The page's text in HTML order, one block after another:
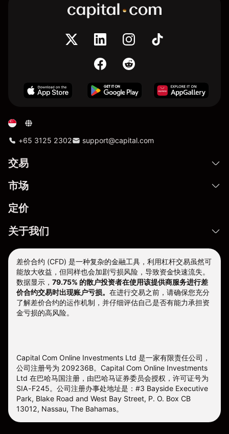
+65 3125 2302 support@capital.com
交易
市场
定价
关于我们
差价合约 (CFD) 是一种复杂的金融工具，利用杠杆交易虽然可
能放大收益，但同样也会加剧亏损风险，导致资金快速流失。
数据显示， 79.75% 的散户投资者在使用该提供商服务进行差
价合约交易时出现账户亏损。 在进行交易之前，请确保您充分
了解差价合约的运作机制，并仔细评估自己是否有能力承担资
金亏损的高风险。
Capital Com Online Investments Ltd 是一家有限责任公司，
公司注册号为 209236B。Capital Com Online Investments
Ltd 在巴哈马国注册，由巴哈马证券委员会授权，许可证号为
SIA-F245。公司注册办事处地址是：#3 Bayside Executive
Park, Blake Road and West Bay Street, P. O. Box CB
13012, Nassau, The Bahamas。